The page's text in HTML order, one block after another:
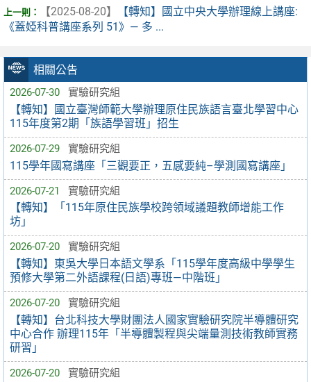
相關公告
2026-07-30 實驗研究組
【轉知】國立臺灣師範大學辦理原住民族語言臺北學習中心
115年度第2期「族語學習班」招生
2026-07-29 實驗研究組
115學年國寫講座「三觀要正，五感要純–學測國寫講座」
2026-07-21 實驗研究組
【轉知】「115年原住民族學校跨領域議題教師增能工作
坊」
2026-07-20 實驗研究組
【轉知】東吳大學日本語文學系「115學年度高級中學學生
預修大學第二外語課程(日語)專班—中階班」
2026-07-20 實驗研究組
【轉知】台北科技大學財團法人國家實驗研究院半導體研究
中心合作 辦理115年「半導體製程與尖端量測技術教師實務
研習」
2026-07-20 實驗研究組
【2025-08-20】
【轉知】國立中央大學辦理線上講座:
《蓋婭科普講座系列 51》— 多 ...